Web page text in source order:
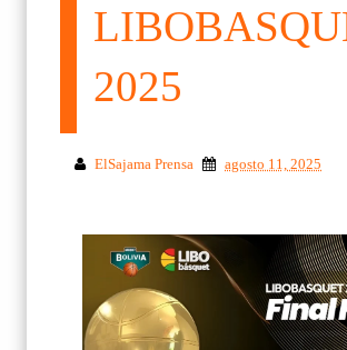
2025
ElSajama Prensa agosto 11, 2025